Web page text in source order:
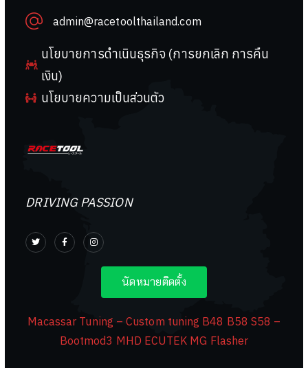
admin@racetoolthailand.com
นโยบายการดำเนินธุรกิจ (การยกเลิก การคืน
เงิน)
นโยบายความเป็นส่วนตัว
DRIVING PASSION
นัดหมายติดตั้ง
Macassar Tuning – Custom tuning B48 B58 S58 –
Bootmod3 MHD ECUTEK MG Flasher